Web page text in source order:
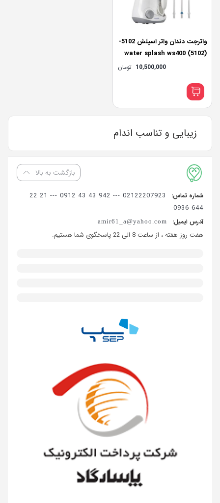
واترجت دندان واتر اسپلش 5102-
water splash ws400 (5102)
electric toothbrush
10,500,000 تومان
زیبایی و تناسب اندام
بازگشت به بالا
شماره تماس:
02122207923 --- 942 43 43 0912 --- 21 22
644 0936
آدرس ایمیل: amir61_a@yahoo.com
هفت روز هفته ، از ساعت 8 الی 22 پاسخگوی شما هستیم.